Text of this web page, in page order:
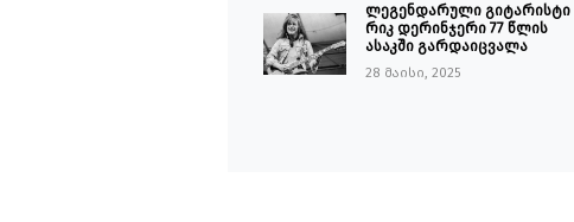
ლეგენდარული გიტარისტი
რიკ დერინჯერი 77 წლის
ასაკში გარდაიცვალა
28 მაისი, 2025